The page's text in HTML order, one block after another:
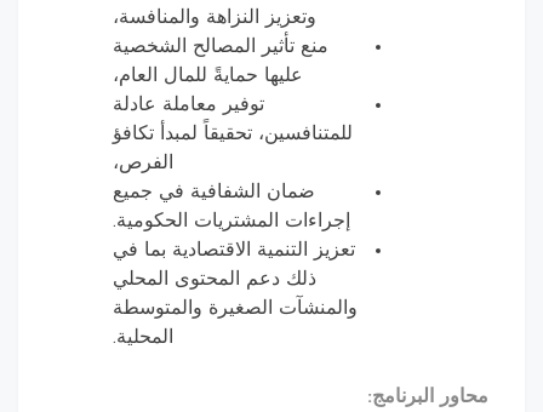
وتعزيز النزاهة والمنافسة،
منع تأثير المصالح الشخصية
عليها حمايةً للمال العام،
توفير معاملة عادلة
للمتنافسين، تحقيقاً لمبدأ تكافؤ
ضمان الشفافية في جميع
إجراءات المشتريات الحكومية.
تعزيز التنمية الاقتصادية بما في
ذلك دعم المحتوى المحلي
والمنشآت الصغيرة والمتوسطة
البرنامج: